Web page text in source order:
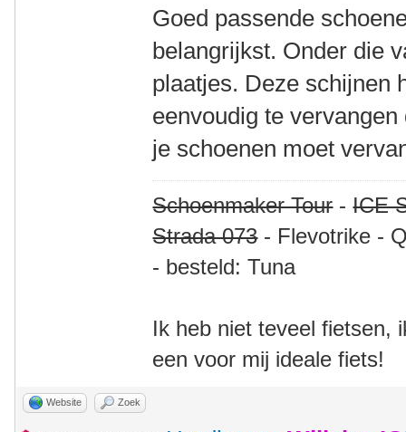
Goed passende
belangrijkst. Onder die
plaatjes. Deze schijnen
eenvoudig te
je schoenen moet
Schoenmaker Tour-ICE
Strada 073- Flevotrike -
- besteld: Tuna
Ik heb niet teveel fietsen,
een voor mij ideale fiets!
Website Zoek